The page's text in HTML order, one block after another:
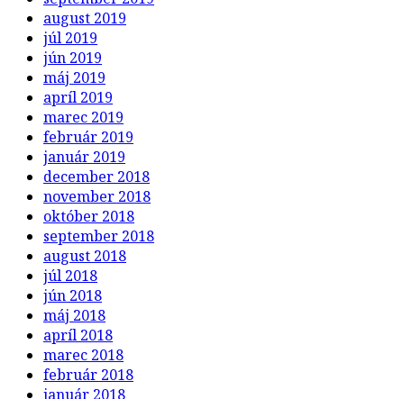
august 2019
júl 2019
jún 2019
máj 2019
apríl 2019
marec 2019
február 2019
január 2019
december 2018
november 2018
október 2018
september 2018
august 2018
júl 2018
jún 2018
máj 2018
apríl 2018
marec 2018
február 2018
január 2018